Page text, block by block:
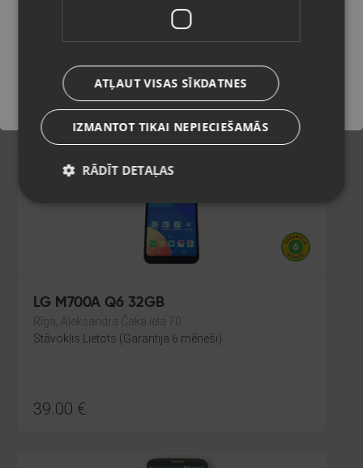
Stāvoklis Lietots (Garantija 6 mēneši)
45.00€
LG M700A Q6 32GB
Rīga, Aleksandra Čaka iela 70
Stāvoklis Lietots (Garantija 6 mēneši)
39.00 €
Saglabāt
ATĻAUT VISAS SĪKDATNES
IZMANTOT TIKAI NEPIECIEŠAMĀS
RĀDĪT DETAĻAS